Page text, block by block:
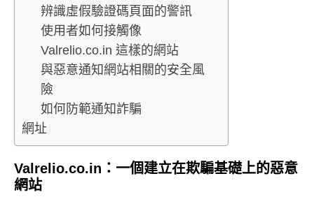
辨識虛假驗證碼頁面的警訊
使用者如何接觸像
Valrelio.co.in 這樣的網站
與惡意通知網站相關的安全風
險
如何防範通知詐騙
網址
Valrelio.co.in：一個建立在欺騙基礎上的惡意
網站